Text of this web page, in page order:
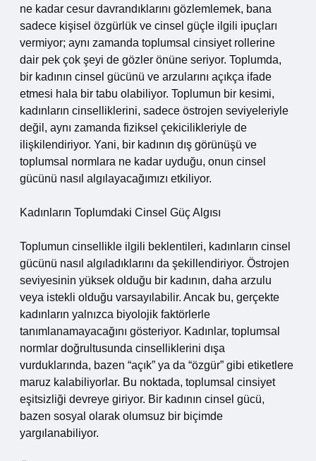
ne kadar cesur davrandıklarını gözlemlemek, bana
sadece kişisel özgürlük ve cinsel güçle ilgili ipuçları
vermiyor; aynı zamanda toplumsal cinsiyet rollerine
dair pek çok şeyi de gözler önüne seriyor. Toplumda,
bir kadının cinsel gücünü ve arzularını açıkça ifade
etmesi hala bir tabu olabiliyor. Toplumun bir kesimi,
kadınların cinselliklerini, sadece östrojen seviyeleriyle
değil, aynı zamanda fiziksel çekicilikleriyle de
ilişkilendiriyor. Yani, bir kadının dış görünüşü ve
toplumsal normlara ne kadar uyduğu, onun cinsel
gücünü nasıl algılayacağımızı etkiliyor.
Kadınların Toplumdaki Cinsel Güç Algısı
Toplumun cinsellikle ilgili beklentileri, kadınların cinsel
gücünü nasıl algıladıklarını da şekillendiriyor. Östrojen
seviyesinin yüksek olduğu bir kadının, daha arzulu
veya istekli olduğu varsayılabilir. Ancak bu, gerçekte
kadınların yalnızca biyolojik faktörlerle
tanımlanamayacağını gösteriyor. Kadınlar, toplumsal
normlar doğrultusunda cinselliklerini dışa
vurduklarında, bazen “açık” ya da “özgür” gibi etiketlere
maruz kalabiliyorlar. Bu noktada, toplumsal cinsiyet
eşitsizliği devreye giriyor. Bir kadının cinsel gücü,
bazen sosyal olarak olumsuz bir biçimde
yargılanabiliyor.